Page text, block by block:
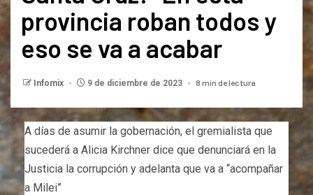
provincia roban todos y
eso se va a acabar
Infomix 9 de diciembre de 2023 8 min de lectura
A días de asumir la gobernación, el gremialista que
sucederá a Alicia Kirchner dice que denunciará en la
Justicia la corrupción y adelanta que va a “acompañar
a Milei”